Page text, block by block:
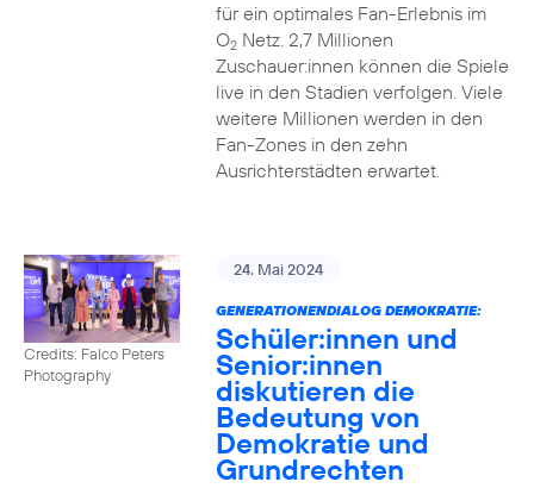
für ein optimales Fan-Erlebnis im
O2Netz. 2,7 Millionen
Zuschauer:innen können die Spiele
live in den Stadien verfolgen. Viele
weitere Millionen werden in den
Fan-Zones in den zehn
Ausrichterstädten erwartet.
Credits: Falco Peters
Photography
24. Mai 2024
GENERATIONENDIALOG DEMOKRATIE:
Schüler:innen und
Senior:innen
diskutieren die
Bedeutung von
Demokratie und
Grundrechten